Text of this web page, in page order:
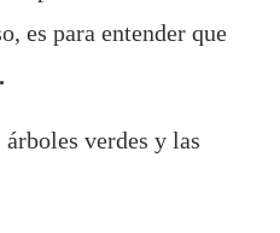
es para entender que
verdes y las